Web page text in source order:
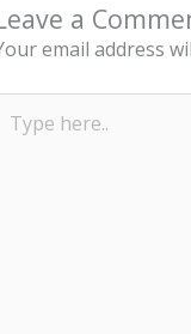
a
email address
here..